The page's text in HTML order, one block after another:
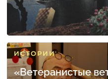
ИСТОРИИ
«Ветеранистые